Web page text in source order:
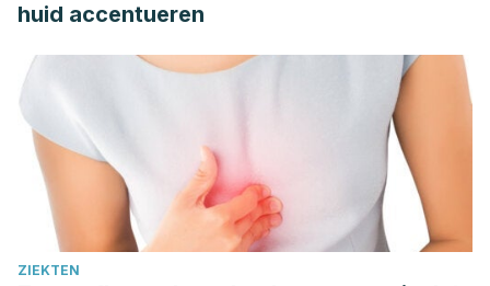
huid accentueren
ZIEKTEN